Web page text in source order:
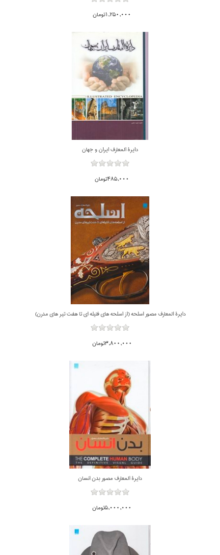
1,250,000تومان
دايرة المعارف ايران و جهان
485,000تومان
دايرة المعارف مصور اسلحه (از اسلحه هاي فتيله اي تا هفت تير هاي مدرن)
3,800,000تومان
دايرة المعارف مصور بدن انسان
5,000,000تومان